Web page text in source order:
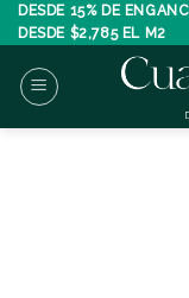
Skip
to
content
DESDE 15% DE
DESDE $2,785 EL M2